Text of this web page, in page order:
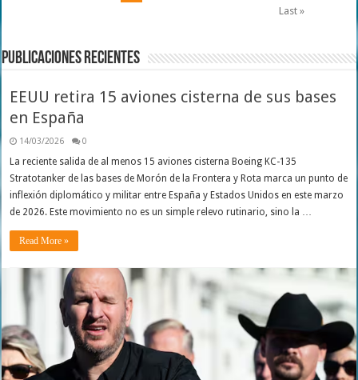
Last »
Publicaciones Recientes
EEUU retira 15 aviones cisterna de sus bases
en España
14/03/2026 0
La reciente salida de al menos 15 aviones cisterna Boeing KC-135
Stratotanker de las bases de Morón de la Frontera y Rota marca un punto de
inflexión diplomático y militar entre España y Estados Unidos en este marzo
de 2026. Este movimiento no es un simple relevo rutinario, sino la …
Read More »